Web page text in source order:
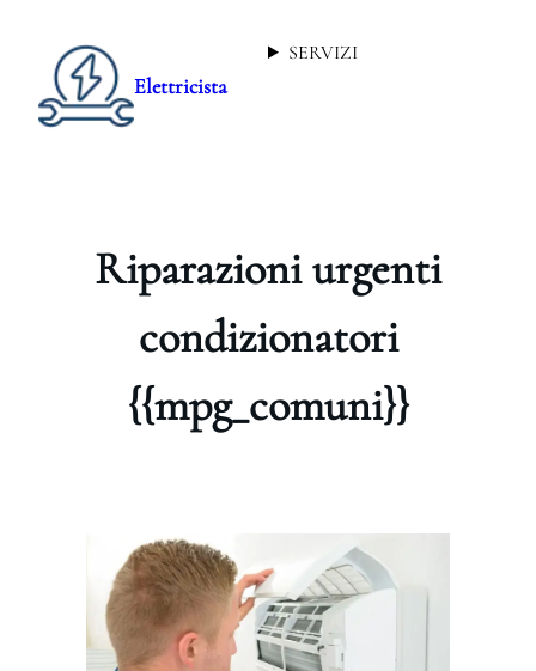
Elettricista
SERVIZI
Riparazioni urgenti
condizionatori
{{mpg_comuni}}